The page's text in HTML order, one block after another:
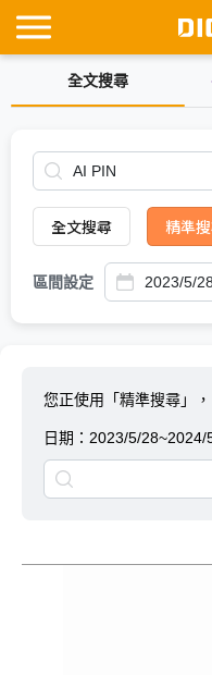
全文搜尋
全文搜尋 精準
區間設定
您正使用「精準搜尋」，
日期： 2023/5/28~2024/